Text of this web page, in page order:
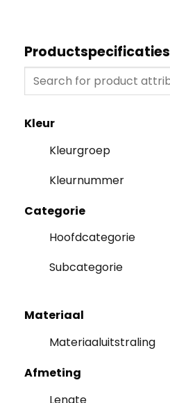
Productspecificaties
Kleur
Kleurgroep
Kleurnummer
Categorie
Hoofdcategorie
Subcategorie
Materiaal
Materiaaluitstraling
Afmeting
Lengte